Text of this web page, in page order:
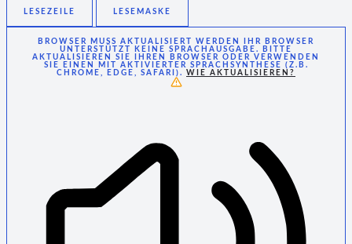
LESEZEILE LESEMASKE
BROWSER MUSS AKTUALISIERT WERDEN
IHR BROWSER
UNTERSTÜTZT KEINE SPRACHAUSGABE. BITTE
AKTUALISIEREN SIE IHREN BROWSER ODER VERWENDEN
SIE EINEN MIT AKTIVIERTER SPRACHSYNTHESE (Z.B.
CHROME, EDGE, SAFARI). WIE AKTUALISIEREN?